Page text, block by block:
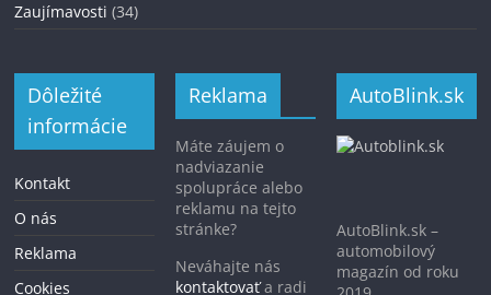
Zaujímavosti (34)
Dôležité
informácie
Kontakt
O nás
Reklama
Cookies
Reklama
Máte záujem o
nadviazanie
spolupráce alebo
reklamu na tejto
stránke?
Neváhajte nás
kontaktovaťa radi
AutoBlink.sk
AutoBlink.sk –
automobilový
magazín od roku